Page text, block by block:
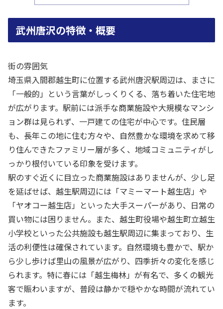
武州唐沢の特徴・概要
街の雰囲気
埼玉県入間郡越生町に位置する武州唐沢駅周辺は、まさに
「一般的」という言葉がしっくりくる、落ち着いた住宅地
が広がります。駅前には派手な商業施設や大規模なマンシ
ョン群は見られず、一戸建ての住宅が中心です。住民層
も、長年この地に住む方々や、自然豊かな環境を求めて移
り住んできたファミリー層が多く、地域コミュニティがし
っかり根付いている印象を受けます。
駅のすぐ近くに目立った商業施設はありませんが、少し足
を延ばせば、越生駅周辺には「マミーマート越生店」や
「ヤオコー越生店」といった大手スーパーがあり、日常の
買い物には困りません。また、越生町役場や越生町立越生
小学校といった公共施設も越生駅周辺に集まっており、生
活の利便性は確保されています。自然環境も豊かで、駅か
ら少し歩けば里山の風景が広がり、四季折々の変化を感じ
られます。特に春には「越生梅林」が有名で、多くの観光
客で賑わいますが、普段は静かで穏やかな時間が流れてい
ます。